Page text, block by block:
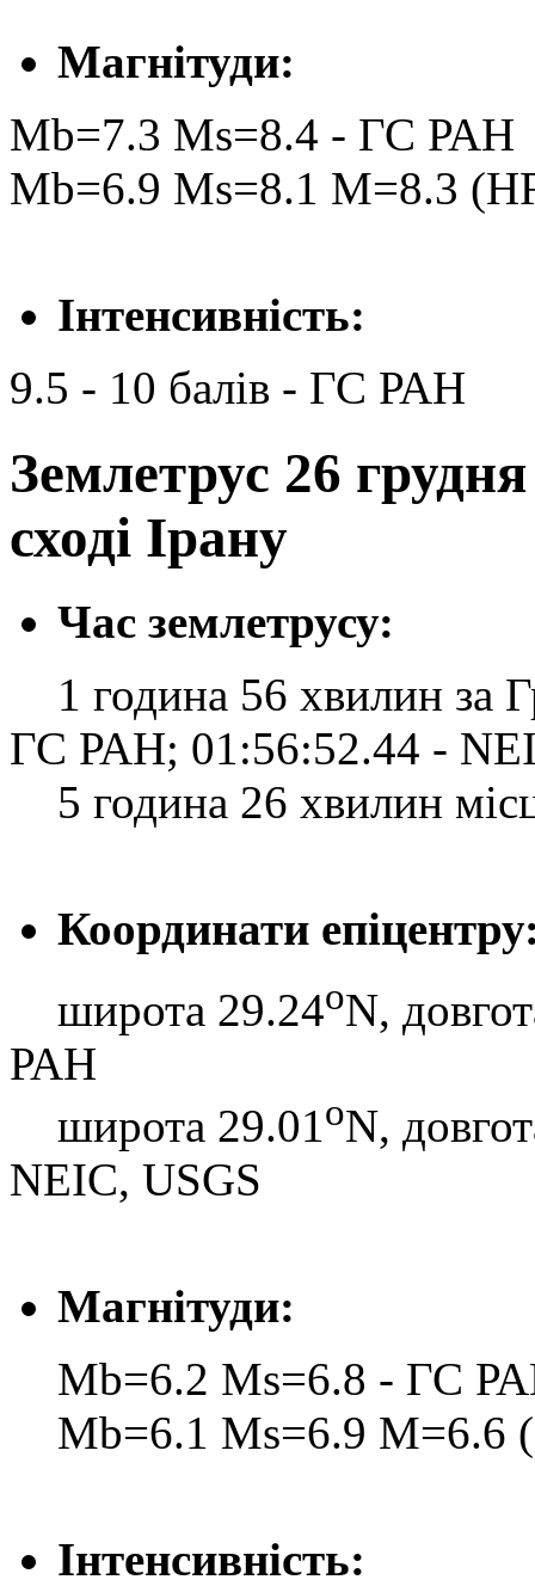
Магнітуди:
Mb=7.3 Ms=8.4 - ГС РАН
Mb=6.9 Ms=8.1 M=8.3
Інтенсивність:
9.5 - 10 балів - ГС РАН
Землетрус 26
сході Ірану
Час землетрусу:
1 година 56 хвилин за
ГС РАН; 01:56:52.44 -
5 година 26 хвилин
Координати
широта 29.24oN,
РАН
широта 29.01oN,
NEIC, USGS
Магнітуди:
Mb=6.2 Ms=6.8 - ГС
Mb=6.1 Ms=6.9 M=6.6
Інтенсивність: